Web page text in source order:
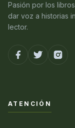
Pasión por los
dar voz a historias
lector.
ATENCIÓN